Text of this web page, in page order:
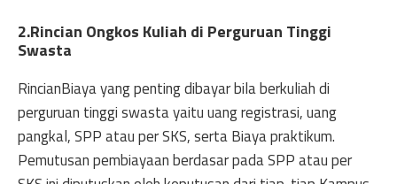
2.Rincian Ongkos Kuliah di Perguruan Tinggi
Swasta
RincianBiaya yang penting dibayar bila berkuliah di
perguruan tinggi swasta yaitu uang registrasi, uang
pangkal, SPP atau per SKS, serta Biaya praktikum.
Pemutusan pembiayaan berdasar pada SPP atau per